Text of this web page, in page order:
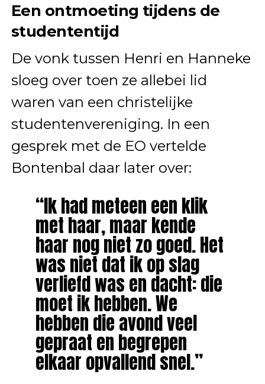
Een ontmoeting tijdens de
studententijd
De vonk tussen Henri en Hanneke
sloeg over toen ze allebei lid
waren van een christelijke
studentenvereniging. In een
gesprek met de EO vertelde
Bontenbal daar later over:
“Ik had meteen een klik
met haar, maar kende
haar nog niet zo goed. Het
was niet dat ik op slag
verliefd was en dacht: die
moet ik hebben. We
hebben die avond veel
gepraat en begrepen
elkaar opvallend snel.”